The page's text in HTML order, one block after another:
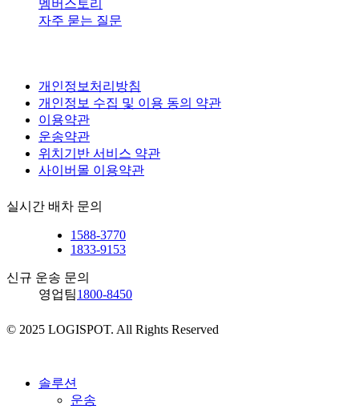
멤버스토리
자주 묻는 질문
개인정보처리방침
개인정보 수집 및 이용 동의 약관
이용약관
운송약관
위치기반 서비스 약관
사이버몰 이용약관
실시간 배차 문의
1588-3770
1833-9153
신규 운송 문의
영업팀1800-8450
© 2025 LOGISPOT. All Rights Reserved
Close
솔루션
운송